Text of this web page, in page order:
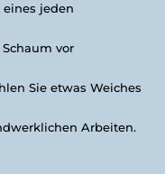
eines jeden
vor
Sie etwas Weiches
Arbeiten.